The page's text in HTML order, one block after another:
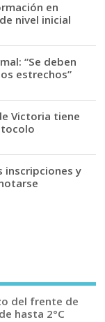
en
nivel inicial
“Se deben
estrechos”
Victoria tiene
inscripciones y
del frente de
hasta 2°C